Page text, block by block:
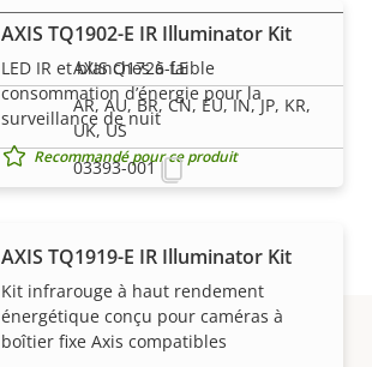
AXIS TQ1902-E IR Illuminator Kit
LED IR et blanches à faible
consommation d’énergie pour la
surveillance de nuit
Recommandé pour ce produit
AXIS TQ1919-E IR Illuminator Kit
Kit infrarouge à haut rendement
énergétique conçu pour caméras à
boîtier fixe Axis compatibles
AXIS Q1726-LE
AR, AU, BR, CN, EU, IN, JP, KR,
UK, US
03393-001